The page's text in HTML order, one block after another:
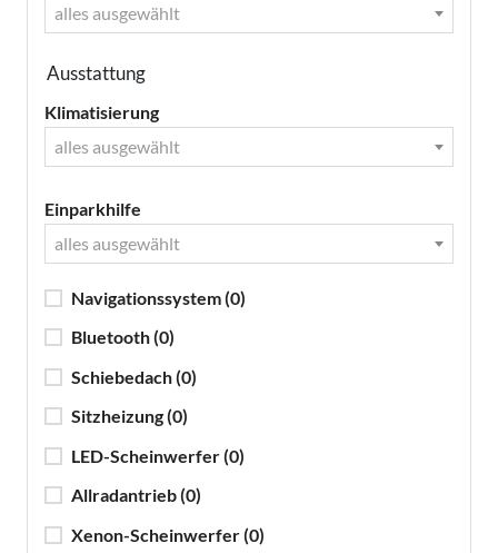
alles ausgewählt
Ausstattung
Klimatisierung
alles ausgewählt
Einparkhilfe
alles ausgewählt
Navigationssystem(0)
Bluetooth(0)
Schiebedach(0)
Sitzheizung(0)
LED-Scheinwerfer(0)
Allradantrieb(0)
Xenon-Scheinwerfer(0)